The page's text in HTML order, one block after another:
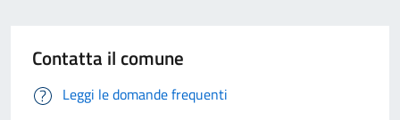
Contatta il comune
Leggi le domande frequenti